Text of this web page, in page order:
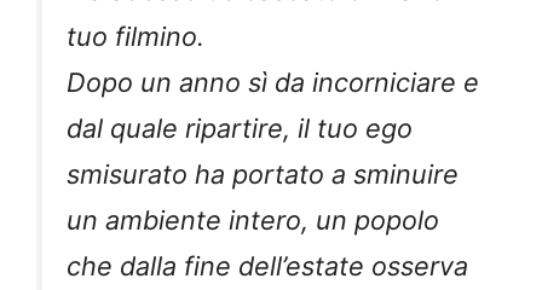
tuo filmino.
Dopo un anno sì da incorniciare e
dal quale ripartire, il tuo ego
smisurato ha portato a sminuire
un ambiente intero, un popolo
che dalla fine dell’estate osserva